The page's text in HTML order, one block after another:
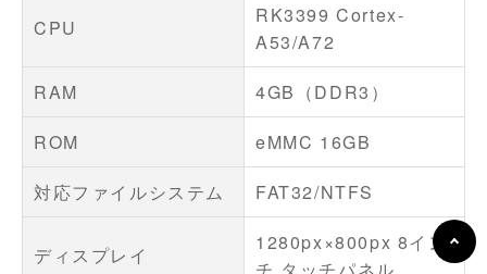
CPU
RK3399 Cortex-
A53/A72
RAM
4GB（DDR3）
ROM
eMMC 16GB
対応ファイルシステム
FAT32/NTFS
ディスプレイ
1280px×800px 8イン
チ タッチパネル